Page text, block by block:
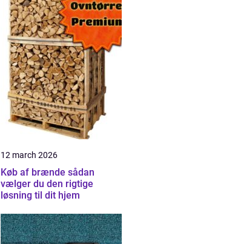
12 march 2026
Køb af brænde sådan
vælger du den rigtige
løsning til dit hjem